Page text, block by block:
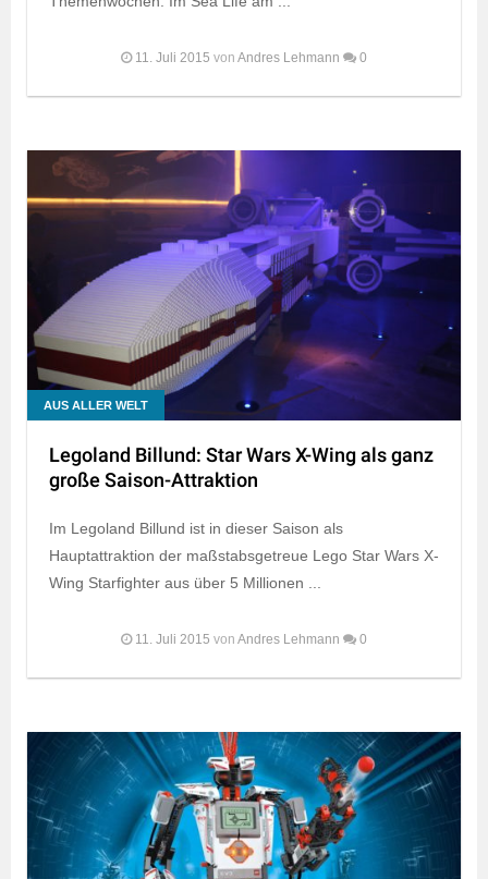
11. Juli 2015 von Andres Lehmann 0
AUS ALLER WELT
Legoland Billund: Star Wars X-Wing als ganz
große Saison-Attraktion
Im Legoland Billund ist in dieser Saison als
Hauptattraktion der maßstabsgetreue Lego Star Wars X-
Wing Starfighter aus über 5 Millionen ...
11. Juli 2015 von Andres Lehmann 0